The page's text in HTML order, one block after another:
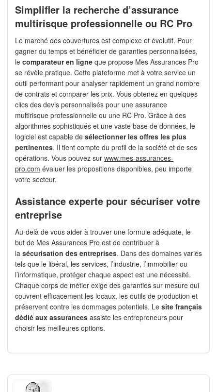
Simplifier la recherche d’assurance
multirisque professionnelle ou RC Pro
Le marché des couvertures est complexe et évolutif. Pour
gagner du temps et bénéficier de garanties personnalisées,
le comparateur en ligne que propose Mes Assurances Pro
se révèle pratique. Cette plateforme met à votre service un
outil performant pour analyser rapidement un grand nombre
de contrats et comparer les prix. Vous obtenez en quelques
clics des devis personnalisés pour une assurance
multirisque professionnelle ou une RC Pro. Grâce à des
algorithmes sophistiqués et une vaste base de données, le
logiciel est capable de sélectionner les offres les plus
pertinentes. Il tient compte du profil de la société et de ses
opérations. Vous pouvez sur www.mes-assurances-
pro.com évaluer les propositions disponibles, peu importe
votre secteur.
Assistance experte pour sécuriser votre
entreprise
Au-delà de vous aider à trouver une formule adéquate, le
but de Mes Assurances Pro est de contribuer à
la sécurisation des entreprises. Dans des domaines variés
tels que le libéral, les services, l’industrie, l’immobilier ou
l’informatique, protéger chaque aspect est une nécessité.
Chaque corps de métier exige des garanties sur mesure qui
couvrent efficacement les locaux, les outils de production et
préservent contre les dommages potentiels. Le site français
dédié aux assurances assiste les entrepreneurs pour
choisir les meilleures options.